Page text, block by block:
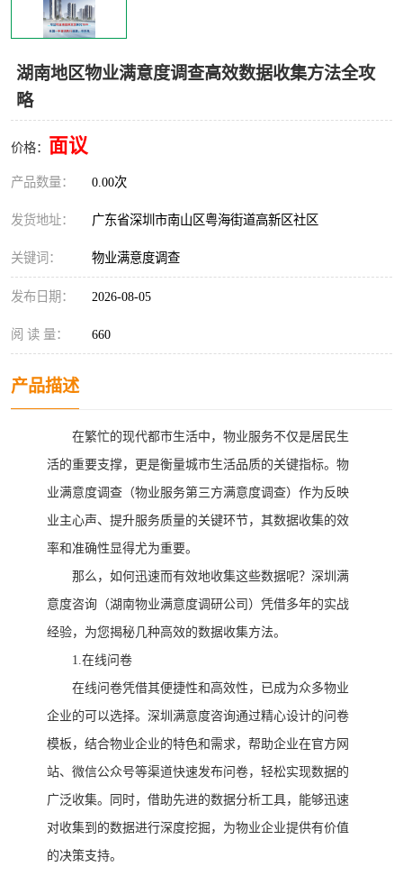
湖南地区物业满意度调查高效数据收集方法全攻
略
价格： 面议
产品数量： 0.00次
发货地址： 广东省深圳市南山区粤海街道高新区社区
关键词： 物业满意度调查
发布日期： 2026-08-05
阅 读 量： 660
产品描述
在繁忙的现代都市生活中，物业服务不仅是居民生
活的重要支撑，更是衡量城市生活品质的关键指标。物
业满意度调查 （物业服务第三方满意度调查） 作为反映
业主心声、提升服务质量的关键环节，其数据收集的效
率和准确性显得尤为重要。
那么，如何迅速而有效地收集这些数据呢？ 深圳满
意度咨询（湖南物业满意度调研公司） 凭借多年的实战
经验，为您揭秘几种高效的数据收集方法。
1.在线问卷
在线问卷凭借其便捷性和高效性，已成为众多物业
企业的可以选择。 深圳满意度咨询通过精心设计的问卷
模板，结合物业企业的特色和需求，帮助企业在官方网
站、微信公众号等渠道快速发布问卷，轻松实现数据的
广泛收集。同时，借助先进的数据分析工具，能够迅速
对收集到的数据进行深度挖掘，为物业企业提供有价值
的决策支持。